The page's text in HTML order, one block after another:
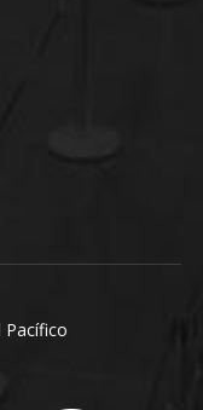
Pacífico